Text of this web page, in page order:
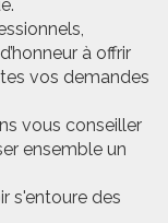
à offrir
vos demandes
vous conseiller
ensemble un
s'entoure des